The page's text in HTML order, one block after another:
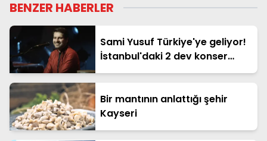
BENZER HABERLER
Sami Yusuf Türkiye'ye geliyor!
İstanbul'daki 2 dev konser
öncesi 10 Ağustos sürprizi
Bir mantının anlattığı şehir
Kayseri